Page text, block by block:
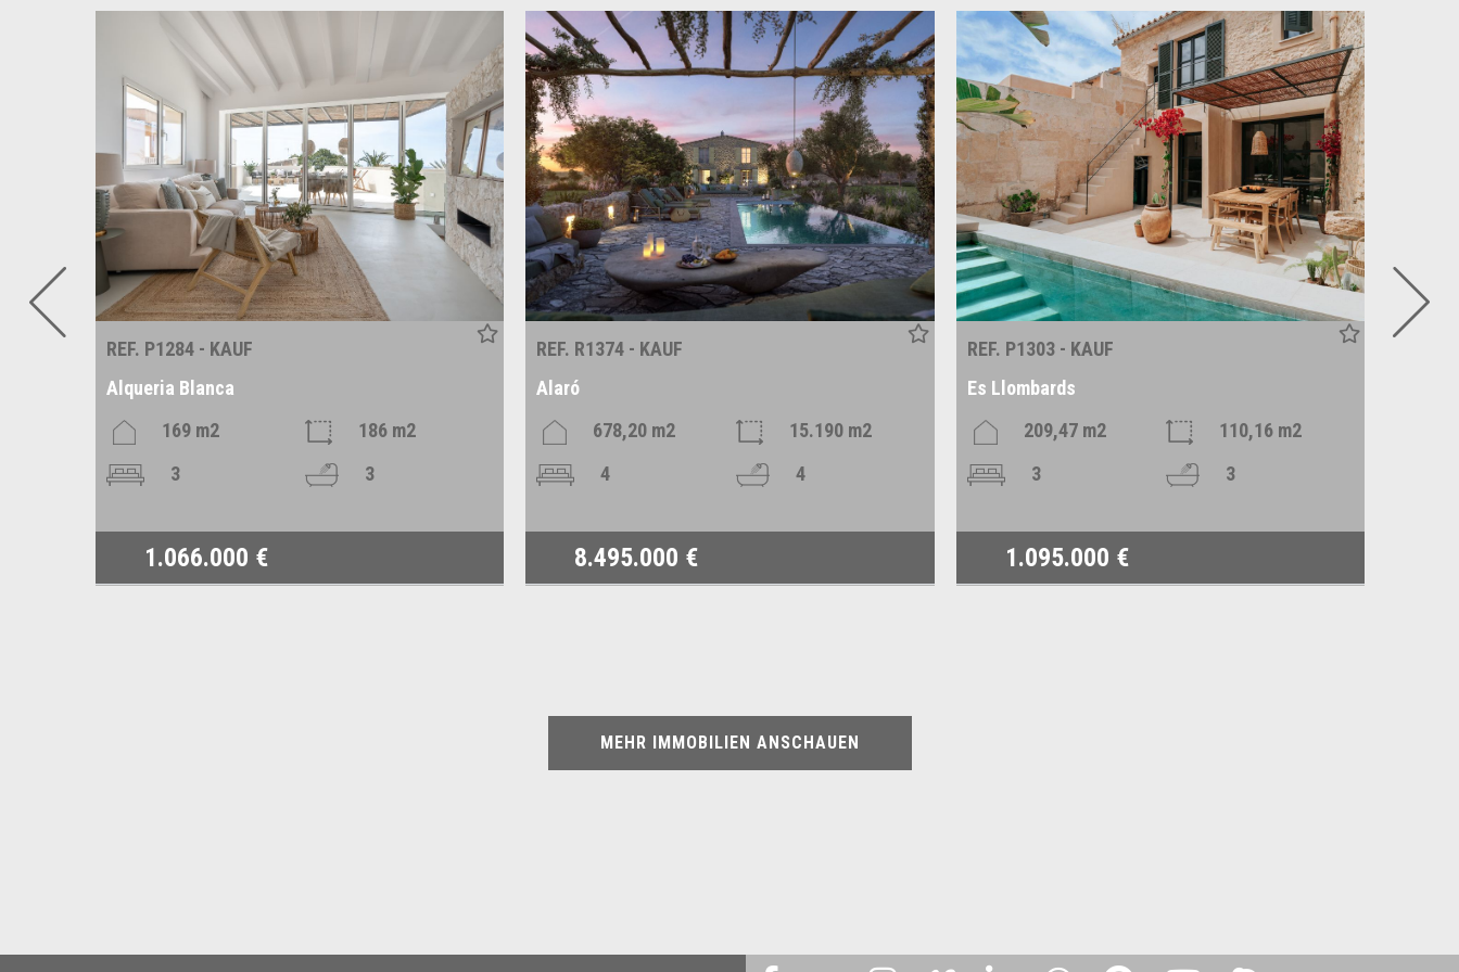
REF. P1284 - KAUF
Alqueria Blanca
169 m2
186 m2
3
3
1.066.000 €
REF. R1374 - KAUF
Alaró
678,20 m2
15.190 m2
4
4
8.495.000 €
REF. P1303 - KAUF
Es Llombards
209,47 m2
110,16 m2
3
3
1.095.000 €
MEHR IMMOBILIEN ANSCHAUEN